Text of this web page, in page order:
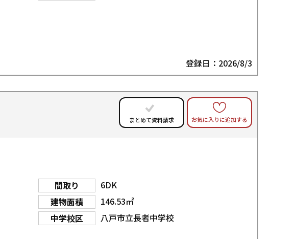
登録日：2026/8/3
まとめて資料請求 お気に入りに追加する
間取り
6DK
建物面積
146.53㎡
中学校区 八戸市立長者中学校